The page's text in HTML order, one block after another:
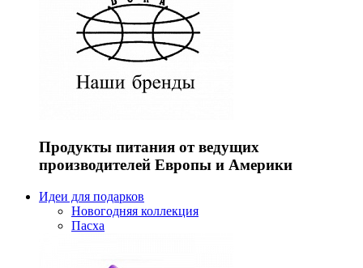
Продукты питания от ведущих
производителей Европы и Америки
Идеи для подарков
Новогодняя коллекция
Пасха